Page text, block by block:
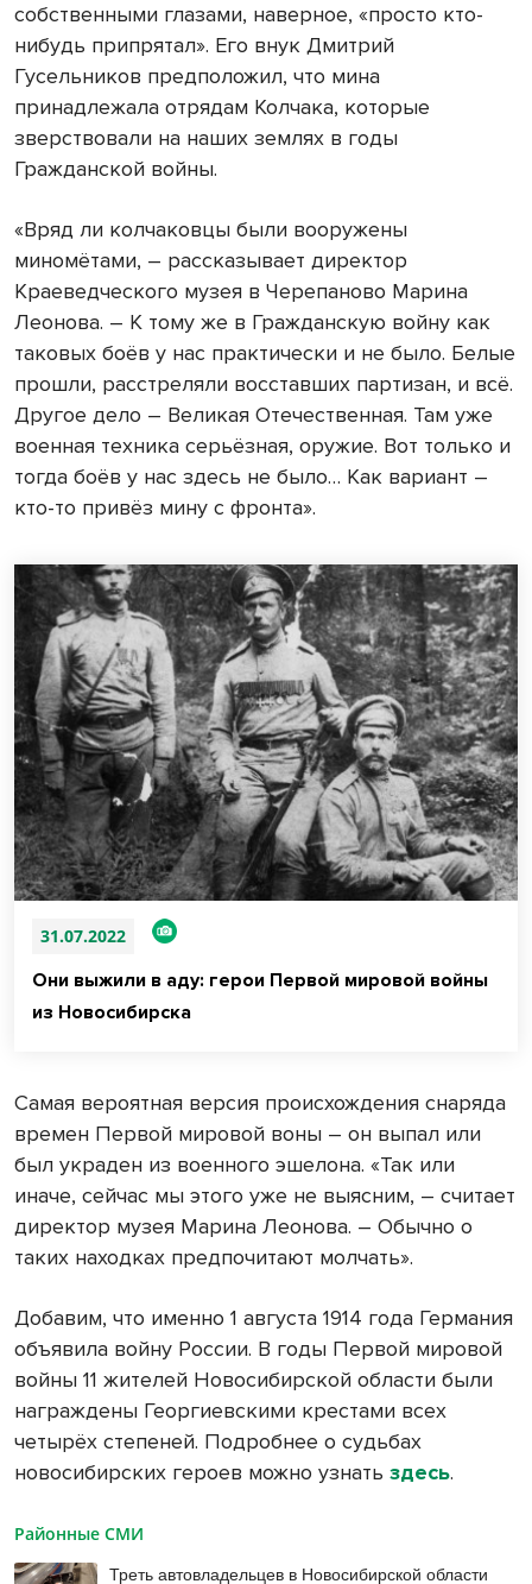
собственными глазами, наверное, «просто кто-
нибудь припрятал». Его внук Дмитрий
Гусельников предположил, что мина
принадлежала отрядам Колчака, которые
зверствовали на наших землях в годы
Гражданской войны.
«Вряд ли колчаковцы были вооружены
миномётами, – рассказывает директор
Краеведческого музея в Черепаново Марина
Леонова. – К тому же в Гражданскую войну как
таковых боёв у нас практически и не было. Белые
прошли, расстреляли восставших партизан, и всё.
Другое дело – Великая Отечественная. Там уже
военная техника серьёзная, оружие. Вот только и
тогда боёв у нас здесь не было… Как вариант –
кто-то привёз мину с фронта».
31.07.2022
Они выжили в аду: герои Первой мировой войны
из Новосибирска
Самая вероятная версия происхождения снаряда
времен Первой мировой воны – он выпал или
был украден из военного эшелона. «Так или
иначе, сейчас мы этого уже не выясним, – считает
директор музея Марина Леонова. – Обычно о
таких находках предпочитают молчать».
Добавим, что именно 1 августа 1914 года Германия
объявила войну России. В годы Первой мировой
войны 11 жителей Новосибирской области были
награждены Георгиевскими крестами всех
четырёх степеней. Подробнее о судьбах
новосибирских героев можно узнать здесь.
Районные СМИ
Треть автовладельцев в Новосибирской области